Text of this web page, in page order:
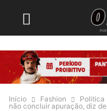
Início Fashion Politica
não concluir apuração, diz